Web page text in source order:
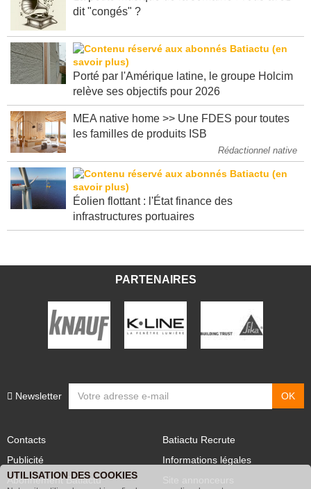
La petite musique de la semaine : vous avez
Porté par l'Amérique latine, le groupe Holcim
MEA native home >> Une FDES pour toutes
Rédactionnel native
Éolien flottant : l'État finance des
Publicité
UTILISATION DES COOKIES